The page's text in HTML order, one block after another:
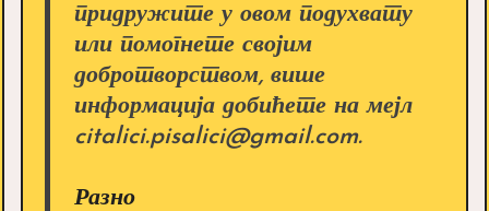
придружите у овом подухвату
или помогнете својим
добротворством, више
информација добићете на мејл
citalici.pisalici@gmail.com.
Разно